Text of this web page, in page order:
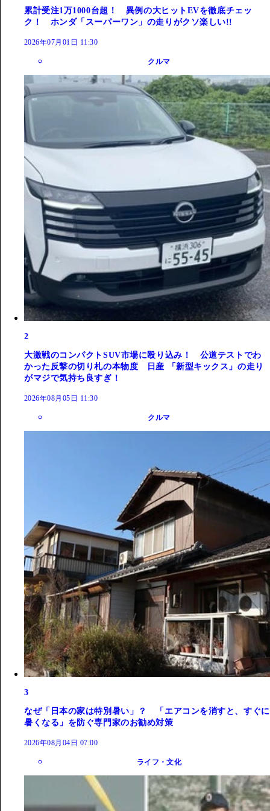
累計受注1万1000台超！ 異例の大ヒットEVを徹底チェッ
ク！ ホンダ「スーパーワン」の走りがクソ楽しい!!
2026年07月01日 11:30
クルマ
2
大激戦のコンパクトSUV市場に殴り込み！ 公道テストでわ
かった反撃の切り札の本物度 日産 「新型キックス」の走り
がマジで気持ち良すぎ！
2026年08月05日 11:30
クルマ
3
なぜ「日本の家は特別暑い」？ 「エアコンを消すと、すぐに
暑くなる」を防ぐ専門家のお勧め対策
2026年08月04日 07:00
ライフ・文化